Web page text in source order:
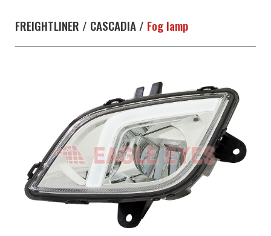
FREIGHTLINER / CASCADIA / Fog lamp